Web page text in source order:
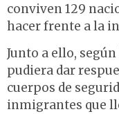
conviven 129
hacer frente a la
Junto a ello,
pudiera dar
cuerpos de
inmigrantes que